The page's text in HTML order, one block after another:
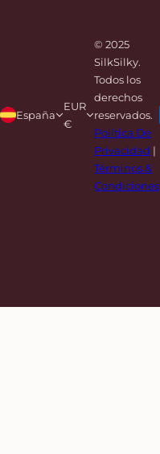
España
EUR
€
© 2025
SilkSilky.
Todos los
derechos
reservados.
Política De
Privacidad |
Términos &
Condiciones